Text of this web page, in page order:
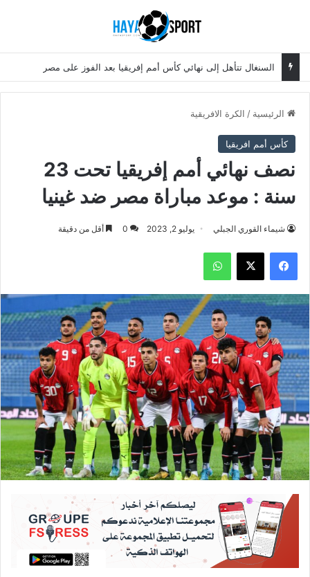
السنغال تتأهل إلى نهائي كأس أمم إفريقيا بعد الفوز على مصر
الرئيسية / الكرة الافريقية
كأس أمم افريقيا
نصف نهائي أمم إفريقيا تحت 23
سنة : موعد مباراة مصر ضد غينيا
شيماء القوري الجبلي يوليو 2, 2023 0 أقل من دقيقة
فيسبوك ‫X واتساب